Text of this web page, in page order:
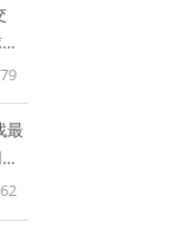
最